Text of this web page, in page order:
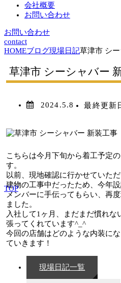
会社概要
お問い合わせ
TOP
お問い合わせ
contact
HOMEブログ現場日記草津市 シ
草津市 シーシャバー
2024.5.8 最終更新
こちらは今月下旬から着工予定
す。
以前、現地確認に行かせていた
建物の工事中だったため、今年
メンバーに手伝ってもらい、再
ました。
入社して1ヶ月、まだまだ慣れ
張ってくれています^_^
今回の店舗はどのような内装に
ていきます！
現場日記一覧